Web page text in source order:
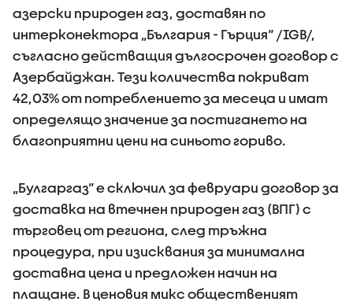
азерски природен газ, доставян по
интерконектора „България - Гърция“ /IGB/,
съгласно действащия дългосрочен договор с
Азербайджан. Тези количества покриват
42,03% от потреблението за месеца и имат
определящо значение за постигането на
благоприятни цени на синьото гориво.
„Булгаргаз“ е сключил за февруари договор за
доставка на втечнен природен газ (ВПГ) с
търговец от региона, след тръжна
процедура, при изисквания за минимална
доставна цена и предложен начин на
плащане. В ценовия микс общественият